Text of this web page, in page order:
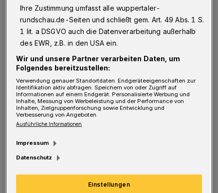
den Zug. Der war nämlich zu voll und fuhr
ohne ihn los. Das sei laut Glumm keine
Ausnahme.
Der Wuppertaler, der in der Geschäftsreisen-
Branche arbeitet, erzählt von Verbindungen,
die zu Stoßzeiten ganz ausfallen,
Verspätungen von bis zu 40 Minuten und
verkürzten Zügen. "Menschen prügeln sich
förmlich um freie Sitzplätze, es wird
einem Viehtransport in den Gängen",
Ihre Zustimmung umfasst alle wuppertaler-
rundschau.de-Seiten und schließt gem. Art. 49 Abs. 1 S.
1 lit. a DSGVO auch die Datenverarbeitung außerhalb
des EWR, z.B. in den USA ein.
Wir und unsere Partner verarbeiten Daten, um
Folgendes bereitzustellen:
Verwendung genauer Standortdaten. Endgeräteeigenschaften zur
Identifikation aktiv abfragen. Speichern von oder Zugriff auf
Informationen auf einem Endgerät. Personalisierte Werbung und
Inhalte, Messung von Werbeleistung und der Performance von
Inhalten, Zielgruppenforschung sowie Entwicklung und
Verbesserung von Angeboten.
Ausführliche Informationen
Impressum
Datenschutz
Einstellungen